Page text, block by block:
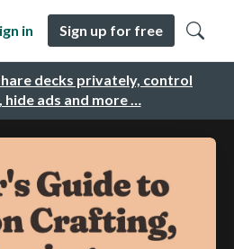
decks privately, control
hide ads and more …
in Sign up for free